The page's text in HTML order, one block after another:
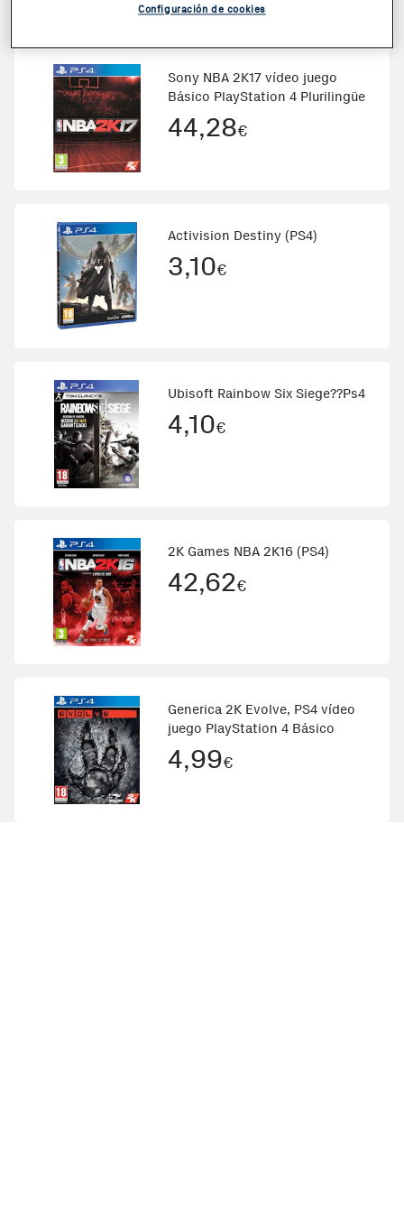
Sony NBA 2K17 vídeo juego
Básico PlayStation 4 Plurilingüe
44,28€
Activision Destiny (PS4)
3,10€
Ubisoft Rainbow Six Siege??Ps4
4,10€
2K Games NBA 2K16 (PS4)
42,62€
Generica 2K Evolve, PS4 vídeo
juego PlayStation 4 Básico
4,99€
Configuración de cookies